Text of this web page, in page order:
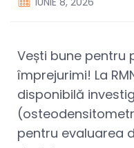
Vești bune pentru
împrejurimi! La
disponibilă
pentru evaluarea